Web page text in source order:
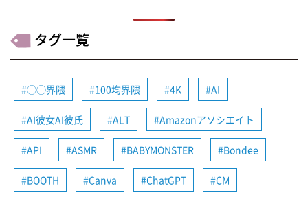
タグ一覧
◯◯界隈 100均界隈 4K AI
AI彼女AI彼氏 ALT Amazonアソシエイト
API ASMR BABYMONSTER Bondee
BOOTH Canva ChatGPT CM